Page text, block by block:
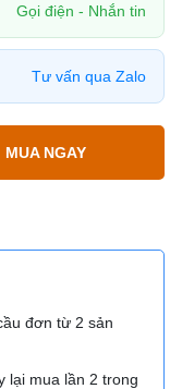
Gọi điện - Nhắn tin
Tư vấn qua Zalo
MUA NGAY
đơn từ 2 sản
lại mua lần 2 trong